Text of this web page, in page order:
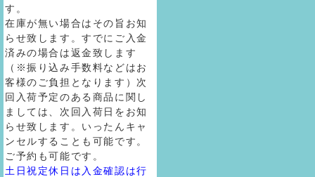
す。
在庫が無い場合はその旨お知
らせ致します。すでにご入金
済みの場合は返金致します
（※振り込み手数料などはお
客様のご負担となります）次
回入荷予定のある商品に関し
ましては、次回入荷日をお知
らせ致します。いったんキャ
ンセルすることも可能です。
ご予約も可能です。
土日祝定休日は入金確認は行